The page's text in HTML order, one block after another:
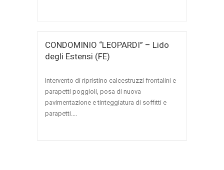
CONDOMINIO “LEOPARDI” – Lido
degli Estensi (FE)
Intervento di ripristino calcestruzzi frontalini e
parapetti poggioli, posa di nuova
pavimentazione e tinteggiatura di soffitti e
parapetti....